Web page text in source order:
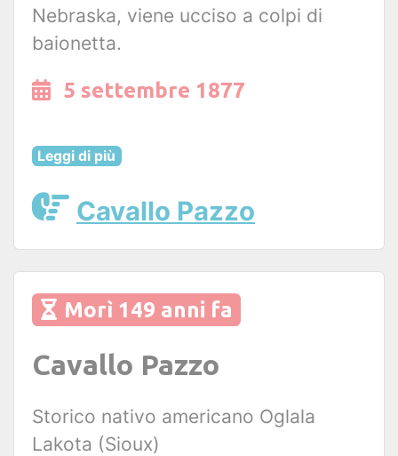
Nebraska, viene ucciso a colpi di
baionetta.
5 settembre 1877
Leggi di più
Cavallo Pazzo
Morì 149 anni fa
Cavallo Pazzo
Storico nativo americano Oglala
Lakota (Sioux)